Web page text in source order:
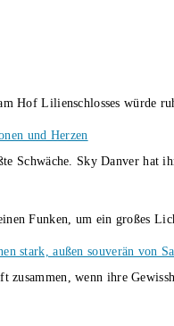
Hof Lilienschlosses würde
und Herzen
Schwäche. Sky Danver
Funken, um ein großes
stark, außen souverän von
zusammen, wenn ihre